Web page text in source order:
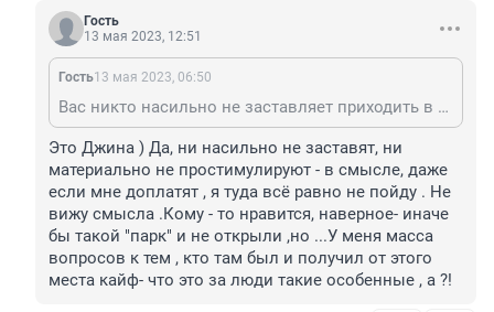
Гость
13 мая 2023, 12:51
Гость13 мая 2023, 06:50
Вас никто насильно не заставляет приходить в этот парк. Гуляйте по Заельцовскому если боитесь схлопотать солнышко..
Это Джина ) Да, ни насильно не заставят, ни
материально не простимулируют - в смысле, даже
если мне доплатят , я туда всё равно не пойду . Не
вижу смысла .Кому - то нравится, наверное- иначе
бы такой "парк" и не открыли ,но ...У меня масса
вопросов к тем , кто там был и получил от этого
места кайф- что это за люди такие особенные , а ?!